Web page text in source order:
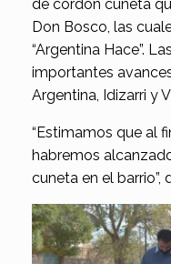
de cordón cuneta
Don Bosco, las
“Argentina Hace”.
importantes
Argentina, Idizarri y
“Estimamos que al
habremos
cuneta en el barrio”,